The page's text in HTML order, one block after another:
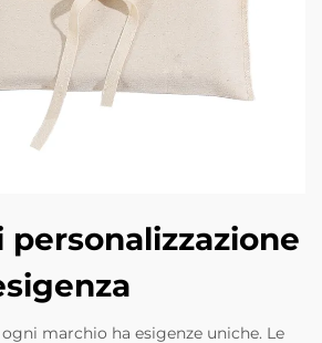
personalizzazione
marchio ha esigenze uniche. Le